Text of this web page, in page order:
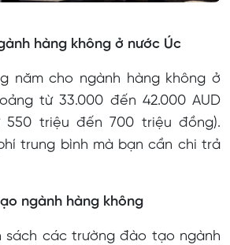
hàng không ở nước Úc
năm cho ngành hàng không ở
từ 33.000 đến 42.000 AUD
550 triệu đến 700 triệu đồng).
trung bình mà bạn cần chi trả
ngành hàng không
sách các trường đào tạo ngành